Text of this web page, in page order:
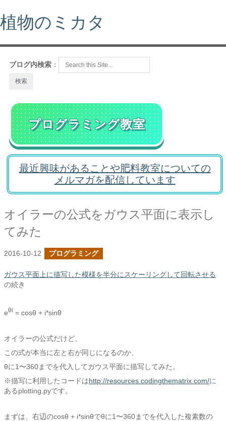
植物のミカタ
ブログ内検索 ：
プログラミング教室
最近興味があることや肥料教室についての
メルマガを配信しています
オイラーの公式をガウス平面に表示し
てみた
2016-10-12 プログラミング
ガウス平面上に描写した模様を半分にスケーリングして回転させる
の続き
eθi = cosθ + i*sinθ
オイラーの公式だけど、
この式が本当に左と右が同じになるのか、
θに1〜360までを代入してガウス平面に描写してみた。
※描写に利用したコードはhttp://resources.codingthematrix.com/に
あるplotting.pyです。
まずは、右辺のcosθ + i*sinθでθに1〜360までを代入した複素数の